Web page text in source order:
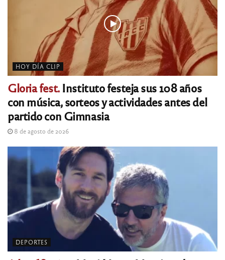
HOY DÍA CLIP
Gloria fest.Instituto festeja sus 108 años
con música, sorteos y actividades antes del
partido con Gimnasia
8 de agosto de 2026
DEPORTES